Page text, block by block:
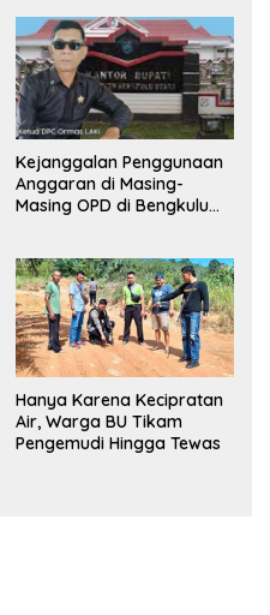
Kejanggalan Penggunaan
Anggaran di Masing-
Masing OPD di Bengkulu
Hanya Karena Kecipratan
Air, Warga BU Tikam
Pengemudi Hingga Tewas